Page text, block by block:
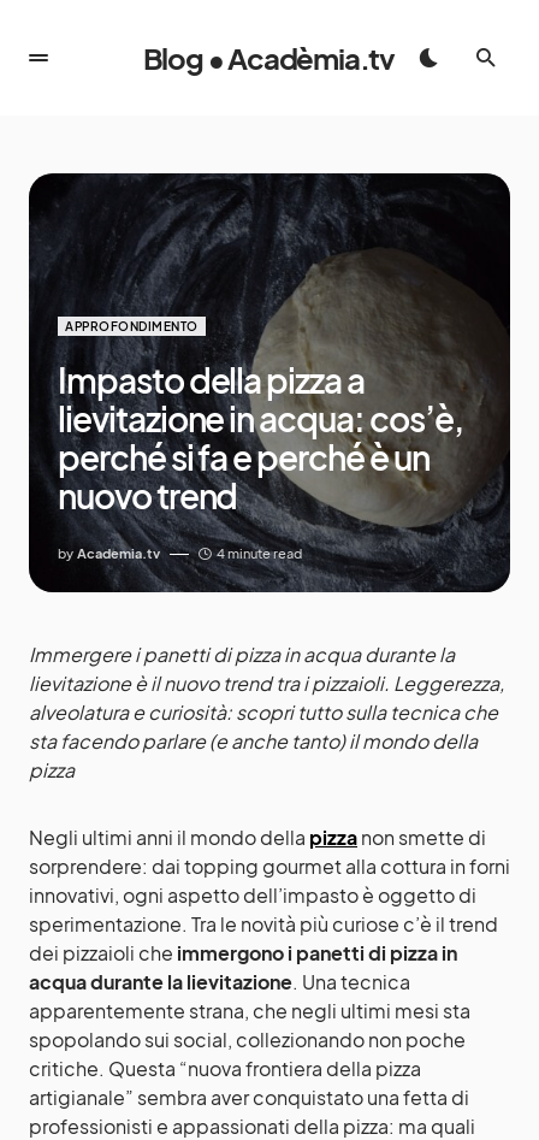
Blog • Acadèmia.tv
APPROFONDIMENTO
Impasto della pizza a
lievitazione in acqua: cos’è,
perché si fa e perché è un
nuovo trend
by Academia.tv 4 minute read
Immergere i panetti di pizza in acqua durante la
lievitazione è il nuovo trend tra i pizzaioli. Leggerezza,
alveolatura e curiosità: scopri tutto sulla tecnica che
sta facendo parlare (e anche tanto) il mondo della
pizza
Negli ultimi anni il mondo della pizzanon smette di
sorprendere: dai topping gourmet alla cottura in forni
innovativi, ogni aspetto dell’impasto è oggetto di
sperimentazione. Tra le novità più curiose c’è il trend
dei pizzaioli che immergono i panetti di pizza in
acqua durante la lievitazione. Una tecnica
apparentemente strana, che negli ultimi mesi sta
spopolando sui social, collezionando non poche
critiche. Questa “nuova frontiera della pizza
artigianale” sembra aver conquistato una fetta di
professionisti e appassionati della pizza: ma quali